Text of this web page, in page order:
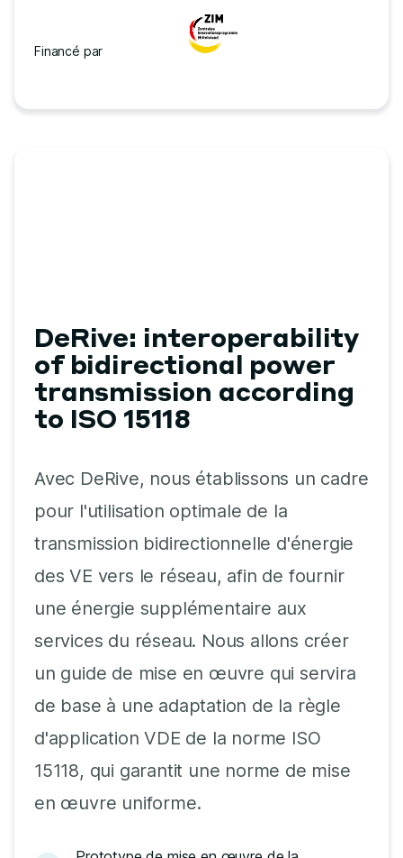
Financé par
DeRive: interoperability
of bidirectional power
transmission according
to ISO 15118
Avec DeRive, nous établissons un cadre
pour l'utilisation optimale de la
transmission bidirectionnelle d'énergie
des VE vers le réseau, afin de fournir
une énergie supplémentaire aux
services du réseau. Nous allons créer
un guide de mise en œuvre qui servira
de base à une adaptation de la règle
d'application VDE de la norme ISO
15118, qui garantit une norme de mise
en œuvre uniforme.